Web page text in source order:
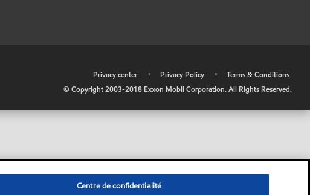
Privacy center • Privacy Policy •
Terms & Conditions
© Copyright 2003-2018 Exxon Mobil Corporation. All Rights Reserved.
Centre de confidentialité